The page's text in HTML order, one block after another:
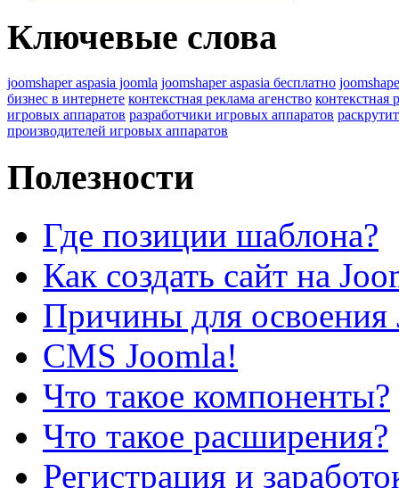
Ключевые слова
joomshaper aspasia joomla joomshaper aspasia бесплатно
бизнес в интернете контекстная реклама агенство контекстная
игровых аппаратов разработчики игровых аппаратов
производителей игровых аппаратов
Полезности
Где позиции шаблона?
Как создать сайт на
Причины для освоения
CMS Joomla!
Что такое компоненты?
Что такое расширения?
Регистрация и